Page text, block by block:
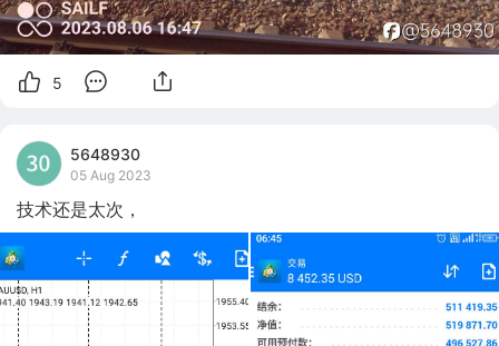
5
5648930
05 Aug 2023
技术还是太次，